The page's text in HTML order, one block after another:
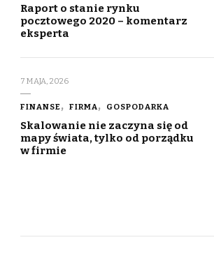
Raport o stanie rynku
pocztowego 2020 – komentarz
eksperta
7 MAJA, 2026
FINANSE FIRMA GOSPODARKA
Skalowanie nie zaczyna się od
mapy świata, tylko od porządku
w firmie